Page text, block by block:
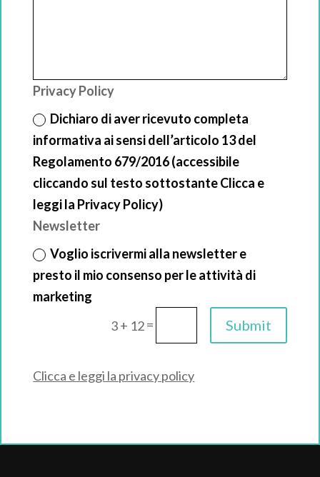
Privacy Policy
Dichiaro di aver ricevuto completa
informativa ai sensi dell’articolo 13 del
Regolamento 679/2016 (accessibile
cliccando sul testo sottostante Clicca e
leggi la Privacy Policy)
Newsletter
Voglio iscrivermi alla newsletter e
presto il mio consenso per le attività di
marketing
3 + 12= Submit
Clicca e leggi la privacy policy